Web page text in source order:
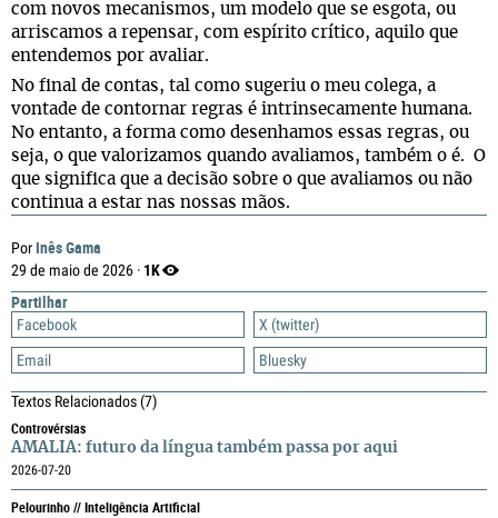
Por Inês Gama
29 de maio de 2026 · 1K
Partilhar
Facebook
X (twitter)
Email
Bluesky
Textos Relacionados(7)
Controvérsias
AMALIA: futuro da língua também passa por aqui
2026-07-20
Pelourinho // Inteligência Artificial
com novos mecanismos, um modelo que se esgota, ou
arriscamos a repensar, com espírito crítico, aquilo que
entendemos por avaliar.
No final de contas, tal como sugeriu o meu colega, a
vontade de contornar regras é intrinsecamente humana.
No entanto, a forma como desenhamos essas regras, ou
seja, o que valorizamos quando avaliamos, também o é. O
que significa que a decisão sobre o que avaliamos ou não
continua a estar nas nossas mãos.